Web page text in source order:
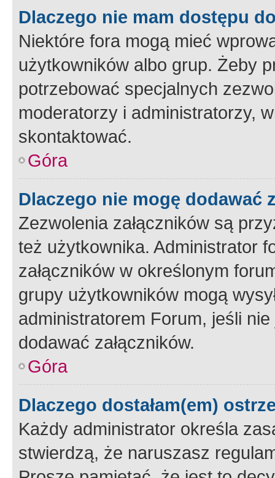
Dlaczego nie mam dostępu
Niektóre fora mogą mieć
użytkowników albo grup. Żeby
potrzebować specjalnych
moderatorzy i administratorzy,
skontaktować.
Góra
Dlaczego nie mogę dodawać
Zezwolenia załączników są
też użytkownika. Administrator
załączników w określonym
grupy użytkowników mogą
administratorem Forum, jeśli
dodawać załączników.
Góra
Dlaczego dostałam(em)
Każdy administrator określa
stwierdzą, że naruszasz